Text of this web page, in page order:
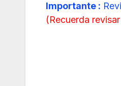
Importante :
(Recuerda